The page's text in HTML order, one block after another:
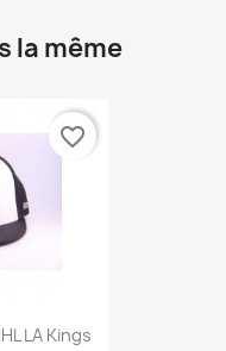
la même
LA Kings
favorite_border